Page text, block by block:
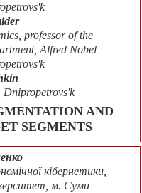
professor of the
Alfred Nobel
AND
SEGMENTS
кібернетики,
м. Суми